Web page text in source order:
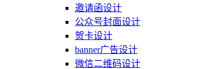
邀请函设计
公众号封面设计
贺卡设计
banner广告设计
微信二维码设计